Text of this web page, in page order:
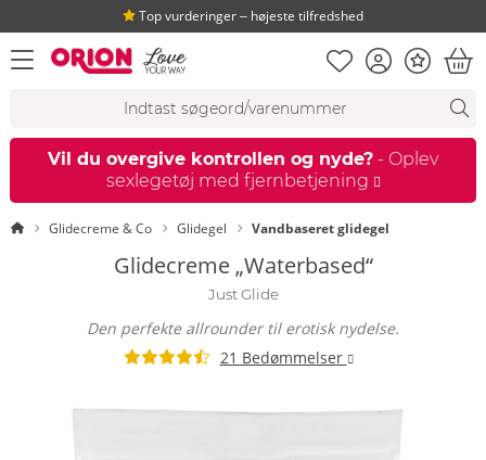
Top vurderinger ‒ højeste tilfredshed
åbn menu Huskeseddel
Kundekonto
Bonus
Vil du overgive kontrollen og nyde? - Oplev
sexlegetøj med fjernbetjening
StartsideGlidecreme & Co Glidegel Vandbaseret glidegel
Glidecreme „Waterbased“
Just Glide
Den perfekte allrounder til erotisk nydelse.
21 Bedømmelser